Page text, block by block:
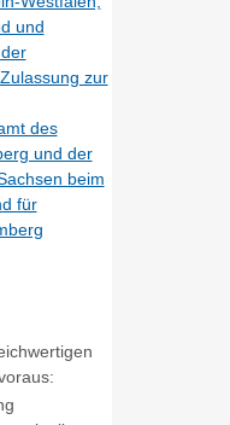
und
zur
des
und der
beim
für